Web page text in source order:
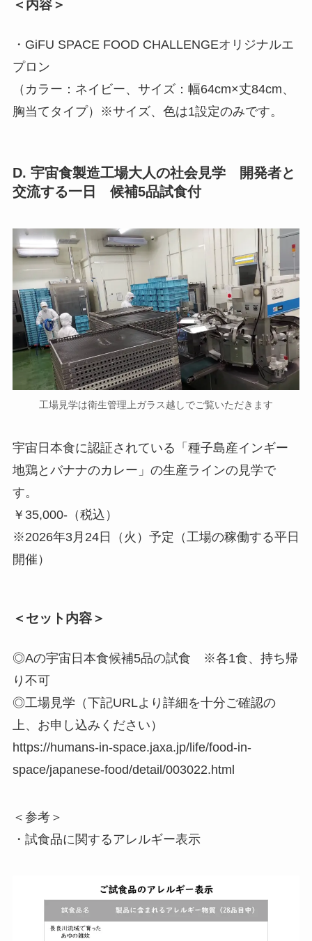
＜内容＞
・GiFU SPACE FOOD CHALLENGEオリジナルエ
プロン
（カラー：ネイビー、サイズ：幅64cm×丈84cm、
胸当てタイプ）※サイズ、色は1設定のみです。
D. 宇宙食製造工場大人の社会見学 開発者と
交流する一日 候補5品試食付
工場見学は衛生管理上ガラス越しでご覧いただきます
宇宙日本食に認証されている「種子島産インギー
地鶏とバナナのカレー」の生産ラインの見学で
す。
￥35,000-（税込）
※2026年3月24日（火）予定（工場の稼働する平日
開催）
＜セット内容＞
◎Aの宇宙日本食候補5品の試食 ※各1食、持ち帰
り不可
◎工場見学（下記URLより詳細を十分ご確認の
上、お申し込みください）
https://humans-in-space.jaxa.jp/life/food-in-
space/japanese-food/detail/003022.html
＜参考＞
・試食品に関するアレルギー表示